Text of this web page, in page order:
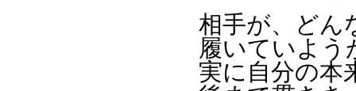
相手が、どん
履いていよう
実に自分の本